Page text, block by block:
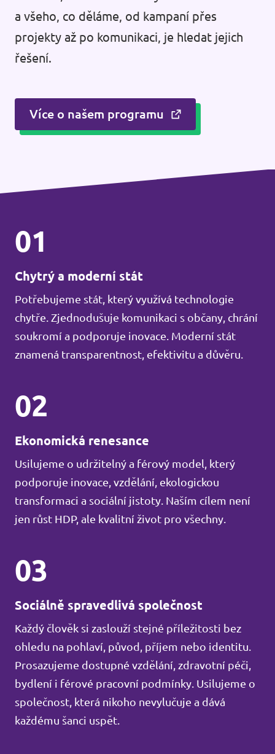
a všeho, co děláme, od kampaní přes
projekty až po komunikaci, je hledat jejich
řešení.
Více o našem programu
01
Chytrý a moderní stát
Potřebujeme stát, který využívá technologie
chytře. Zjednodušuje komunikaci s občany, chrání
soukromí a podporuje inovace. Moderní stát
znamená transparentnost, efektivitu a důvěru.
02
Ekonomická renesance
Usilujeme o udržitelný a férový model, který
podporuje inovace, vzdělání, ekologickou
transformaci a sociální jistoty. Naším cílem není
jen růst HDP, ale kvalitní život pro všechny.
03
Sociálně spravedlivá společnost
Každý člověk si zaslouží stejné příležitosti bez
ohledu na pohlaví, původ, příjem nebo identitu.
Prosazujeme dostupné vzdělání, zdravotní péči,
bydlení i férové pracovní podmínky. Usilujeme o
společnost, která nikoho nevylučuje a dává
každému šanci uspět.